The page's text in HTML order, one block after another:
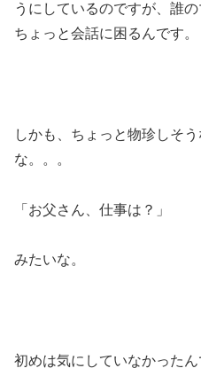
うにしているのですが、誰
ちょっと会話に困るんです。
しかも、ちょっと物珍しそ
な。。。
「お父さん、仕事は？」
みたいな。
初めは気にしていなかった